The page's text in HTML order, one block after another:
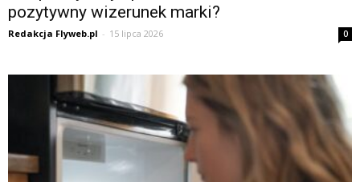
pozytywny wizerunek marki?
Redakcja Flyweb.pl - 15 lipca 2026 0